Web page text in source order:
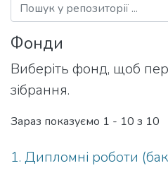
Фонди
Виберіть фонд, щоб
зібрання.
Зараз показуємо 1 - 10 з 10
1. Дипломні роботи